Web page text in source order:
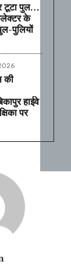
टूटा पुल…
के
पुलियों
की
हाईवे
पर